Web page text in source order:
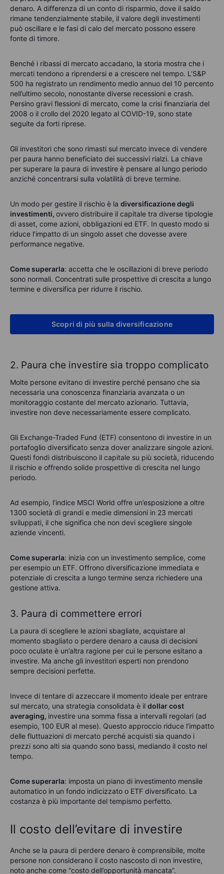
denaro. A differenza di un conto di risparmio, dove il saldo
rimane tendenzialmente stabile, il valore degli investimenti
può oscillare e le fasi di calo del mercato possono essere
fonte di timore.
Benché i ribassi di mercato accadano, la storia mostra che i
mercati tendono a riprendersi e a crescere nel tempo. L’S&P
500 ha registrato un rendimento medio annuo del 10 percento
nell’ultimo secolo, nonostante diverse recessioni e crash.
Persino gravi flessioni di mercato, come la crisi finanziaria del
2008 o il crollo del 2020 legato al COVID-19, sono state
seguite da forti riprese.
Gli investitori che sono rimasti sul mercato invece di vendere
per paura hanno beneficiato dei successivi rialzi. La chiave
per superare la paura di investire è pensare al lungo periodo
anziché concentrarsi sulla volatilità di breve termine.
Un modo per gestire il rischio è la diversificazione degli
investimenti, ovvero distribuire il capitale tra diverse tipologie
di asset, come azioni, obbligazioni ed ETF. In questo modo si
riduce l’impatto di un singolo asset che dovesse avere
performance negative.
Come superarla: accetta che le oscillazioni di breve periodo
sono normali. Concentrati sulle prospettive di crescita a lungo
termine e diversifica per ridurre il rischio.
Scopri di più sulla diversificazione
2. Paura che investire sia troppo complicato
Molte persone evitano di investire perché pensano che sia
necessaria una conoscenza finanziaria avanzata o un
monitoraggio costante del mercato azionario. Tuttavia,
investire non deve necessariamente essere complicato.
Gli Exchange-Traded Fund (ETF) consentono di investire in un
portafoglio diversificato senza dover analizzare singole azioni.
Questi fondi distribuiscono il capitale su più società, riducendo
il rischio e offrendo solide prospettive di crescita nel lungo
periodo.
Ad esempio, l’indice MSCI World offre un’esposizione a oltre
1300 società di grandi e medie dimensioni in 23 mercati
sviluppati, il che significa che non devi scegliere singole
aziende vincenti.
Come superarla: inizia con un investimento semplice, come
per esempio un ETF. Offrono diversificazione immediata e
potenziale di crescita a lungo termine senza richiedere una
gestione attiva.
3. Paura di commettere errori
La paura di scegliere le azioni sbagliate, acquistare al
momento sbagliato o perdere denaro a causa di decisioni
poco oculate è un’altra ragione per cui le persone esitano a
investire. Ma anche gli investitori esperti non prendono
sempre decisioni perfette.
Invece di tentare di azzeccare il momento ideale per entrare
sul mercato, una strategia consolidata è il dollar cost
averaging, investire una somma fissa a intervalli regolari (ad
esempio, 100 EUR al mese). Questo approccio riduce l’impatto
delle fluttuazioni di mercato perché acquisti sia quando i
prezzi sono alti sia quando sono bassi, mediando il costo nel
tempo.
Come superarla: imposta un piano di investimento mensile
automatico in un fondo indicizzato o ETF diversificato. La
costanza è più importante del tempismo perfetto.
Il costo dell’evitare di investire
Anche se la paura di perdere denaro è comprensibile, molte
persone non considerano il costo nascosto di non investire,
noto anche come “costo dell’opportunità mancata”.